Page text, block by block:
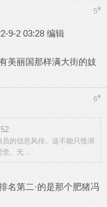
5#
9-2 03:28 编辑
美丽国那样满大街的妓
6#
的信息风传。这不能只怪演
。无 ...
名第二·的是那个肥猪冯